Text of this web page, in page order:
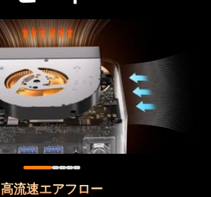
高流速エアフロー